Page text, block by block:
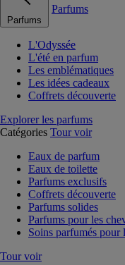
Parfums
Parfums
L'Odyssée
L'été en parfum
Les emblématiques
Les idées cadeaux
Coffrets découverte
Explorer les parfums
Catégories Tour voir
Eaux de parfum
Eaux de toilette
Parfums exclusifs
Coffrets découverte
Parfums solides
Parfums pour les
Soins parfumés pour
Tour voir